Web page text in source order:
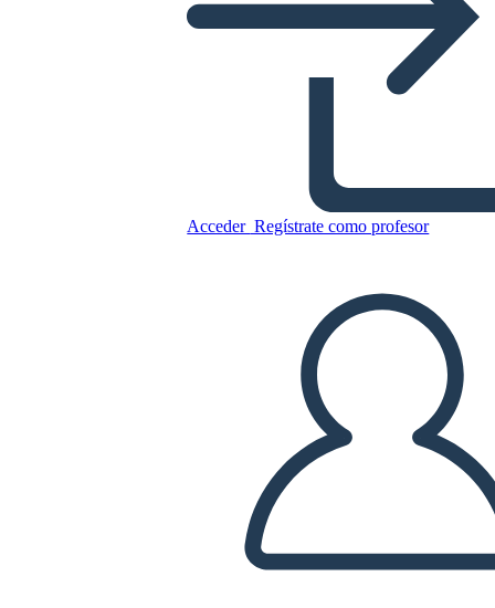
Acceder Regístrate como profesor
5Ws of Tinker vs Des Moines
Esempio
Copie este guión gráfico
CREAR UN GUIÓN GRÁFICO
JUEGO DE DIAPOSITIVAS
LEERME